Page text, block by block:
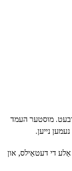
מוסטער העמד
נייען.
די דעטאַילס, און